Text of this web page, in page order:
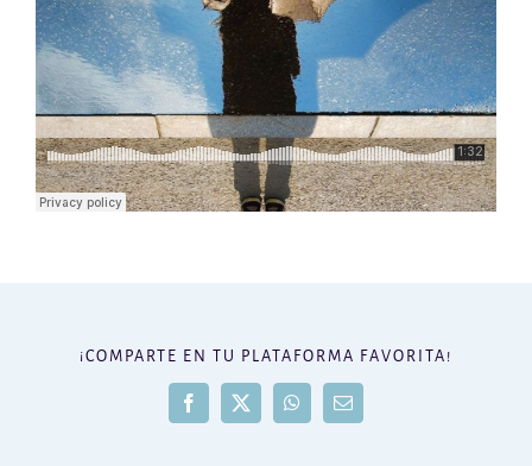
¡COMPARTE EN TU PLATAFORMA FAVORITA!
Facebook
X WhatsAppCorreo